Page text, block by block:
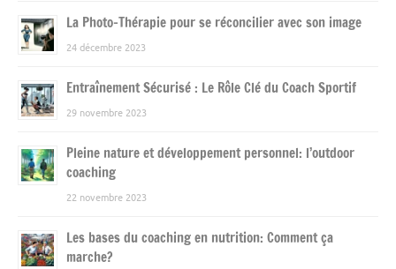
La Photo-Thérapie pour se réconcilier avec son image
24 décembre 2023
Entraînement Sécurisé : Le Rôle Clé du Coach Sportif
29 novembre 2023
Pleine nature et développement personnel: l’outdoor
coaching
22 novembre 2023
Les bases du coaching en nutrition: Comment ça
marche?